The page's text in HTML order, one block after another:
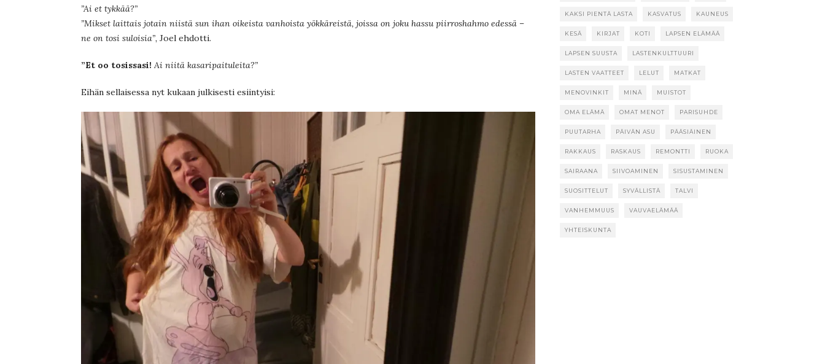
”Ai et tykkää?”
”Mikset laittais jotain niistä sun ihan oikeista vanhoista yökkäreistä, joissa on joku hassu piirroshahmo edessä –
ne on tosi suloisia”, Joel ehdotti.
”Et oo tosissasi! Ai niitä kasaripaituleita?”
Eihän sellaisessa nyt kukaan julkisesti esiintyisi:
KAKSI PIENTÄ LASTA KASVATUS KAUNEUS
KESÄ KIRJAT KOTI LAPSEN ELÄMÄÄ
LAPSEN SUUSTA LASTENKULTTUURI
LASTEN VAATTEET LELUT MATKAT
MENOVINKIT MINÄ MUISTOT
OMA ELÄMÄ OMAT MENOT PARISUHDE
PUUTARHA PÄIVÄN ASU PÄÄSIÄINEN
RAKKAUS RASKAUS REMONTTI RUOKA
SAIRAANA SIIVOAMINEN SISUSTAMINEN
SUOSITTELUT SYVÄLLISTÄ TALVI
VANHEMMUUS VAUVAELÄMÄÄ
YHTEISKUNTA